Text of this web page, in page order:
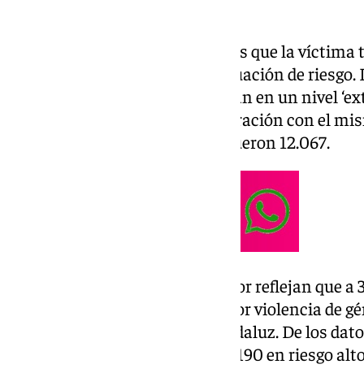
De estos casos, 14.536, son en los que la
estos, 291 se encuentran en situación de
riesgo, dos de ellos se encuentran en un nivel
y 271 en nivel medio. En comparación con el
casos de este tipo registrados fueron 12.067.
En concreto, los datos de Interior reflejan que a
total de 101.254 casos activos por violencia de
26,12% son de la comunidad andaluz. De los
encuentran en riesgo extremo, 190 en riesgo